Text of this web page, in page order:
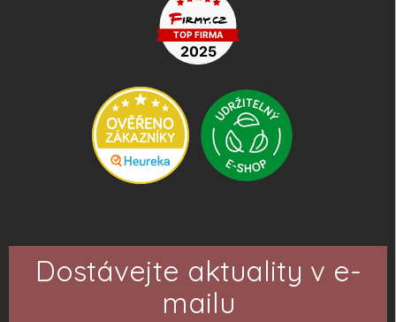
Dostávejte aktuality v e-
mailu